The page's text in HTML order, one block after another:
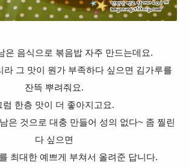
은 음식으로 볶음밥 자주 만드는데요.
라 그 맛이 뭔가 부족하다 싶으면 김가루를
잔뜩 뿌려줘요.
럼 한층 맛이 더 좋아지고요.
은 것으로 대충 만들어 성의 없다~ 좀 찔린
다 싶으면
최대한 예쁘게 부쳐서 올려준 답니 다.